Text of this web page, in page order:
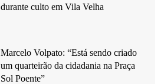
durante culto em Vila Velha
Marcelo Volpato: “Está sendo criado
um quarteirão da cidadania na Praça
Sol Poente”